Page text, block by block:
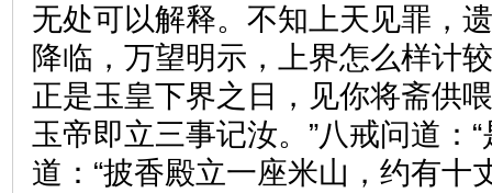
无处可以解释。不知上天见罪，
降临，万望明示，上界怎么样计
正是玉皇下界之日，见你将斋供
玉帝即立三事记汝。”八戒问道：
道：“披香殿立一座米山，约有十